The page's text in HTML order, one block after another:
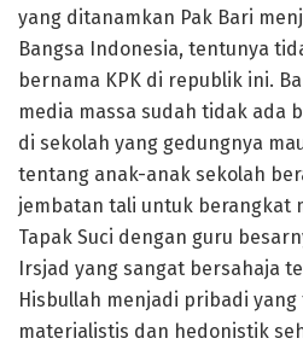
yang ditanamkan Pak Bari
Bangsa Indonesia, tentunya
bernama KPK di republik ini.
media massa sudah tidak ada
di sekolah yang gedungnya
tentang anak-anak sekolah
jembatan tali untuk berangkat
Tapak Suci dengan guru
Irsjad yang sangat bersahaja
Hisbullah menjadi pribadi
materialistis dan hedonistik